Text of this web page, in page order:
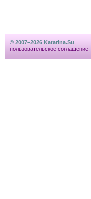
© 2007–2026 Katarina.Su
пользовательское соглашение